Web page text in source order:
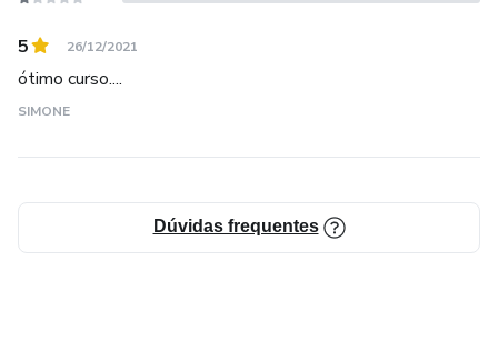
5 26/12/2021
ótimo curso....
SIMONE
Dúvidas frequentes